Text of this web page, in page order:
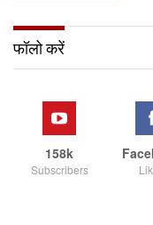
फॉलो करें
158k
Subscribers